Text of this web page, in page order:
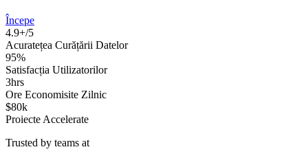
Începe
4.9+/5
Acuratețea Curățării Datelor
95%
Satisfacția Utilizatorilor
3hrs
Ore Economisite Zilnic
$80k
Proiecte Accelerate
Trusted by teams at